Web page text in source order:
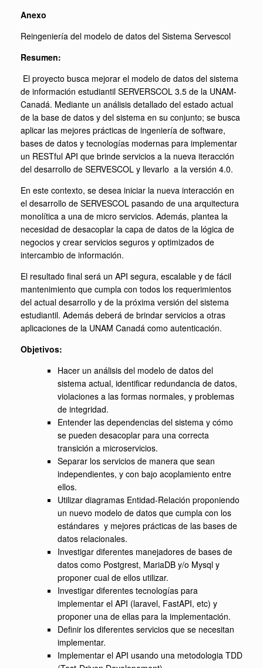
Anexo
Reingeniería del modelo de datos del Sistema Servescol
Resumen:
El proyecto busca mejorar el modelo de datos del sistema
de información estudiantil SERVERSCOL 3.5 de la UNAM-
Canadá. Mediante un análisis detallado del estado actual
de la base de datos y del sistema en su conjunto; se busca
aplicar las mejores prácticas de ingeniería de software,
bases de datos y tecnologías modernas para implementar
un RESTful API que brinde servicios a la nueva iteracción
del desarrollo de SERVESCOL y llevarlo a la versión 4.0.
En este contexto, se desea iniciar la nueva interacción en
el desarrollo de SERVESCOL pasando de una arquitectura
monolítica a una de micro servicios. Además, plantea la
necesidad de desacoplar la capa de datos de la lógica de
negocios y crear servicios seguros y optimizados de
intercambio de información.
El resultado final será un API segura, escalable y de fácil
mantenimiento que cumpla con todos los requerimientos
del actual desarrollo y de la próxima versión del sistema
estudiantil. Además deberá de brindar servicios a otras
aplicaciones de la UNAM Canadá como autenticación.
Objetivos:
Hacer un análisis del modelo de datos del
sistema actual, identificar redundancia de datos,
violaciones a las formas normales, y problemas
de integridad.
Entender las dependencias del sistema y cómo
se pueden desacoplar para una correcta
transición a microservicios.
Separar los servicios de manera que sean
independientes, y con bajo acoplamiento entre
ellos.
Utilizar diagramas Entidad-Relación proponiendo
un nuevo modelo de datos que cumpla con los
estándares y mejores prácticas de las bases de
datos relacionales.
Investigar diferentes manejadores de bases de
datos como Postgrest, MariaDB y/o Mysql y
proponer cual de ellos utilizar.
Investigar diferentes tecnologías para
implementar el API (laravel, FastAPI, etc) y
proponer una de ellas para la implementación.
Definir los diferentes servicios que se necesitan
implementar.
Implementar el API usando una metodologia TDD